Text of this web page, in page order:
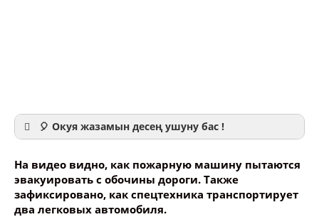
🎈 Окуя жазамын десең ушуну бас !
На видео видно, как пожарную машину пытаются
эвакуировать с обочины дороги. Также
зафиксировано, как спецтехника транспортирует
два легковых автомобиля.